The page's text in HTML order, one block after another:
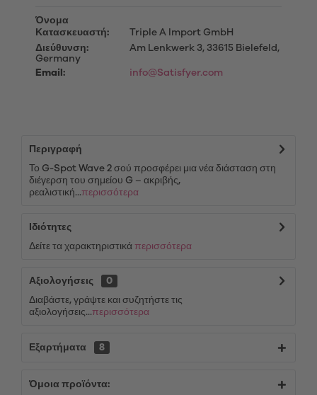
Όνομα
Κατασκευαστή:
Triple A Import GmbH
Διεύθυνση:
Am Lenkwerk 3, 33615 Bielefeld,
Germany
Email:
info@Satisfyer.com
Περιγραφή
Το G-Spot Wave 2 σού προσφέρει μια νέα διάσταση στη
διέγερση του σημείου G – ακριβής,
ρεαλιστική...περισσότερα
Ιδιότητες
Δείτε τα χαρακτηριστικά περισσότερα
Αξιολογήσεις
0
Διαβάστε, γράψτε και συζητήστε τις
αξιολογήσεις...περισσότερα
Εξαρτήματα 8
Όμοια προϊόντα: